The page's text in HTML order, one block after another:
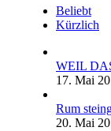
Beliebt
Kürzlich
WEIL
17. Mai
Rum
20. Mai